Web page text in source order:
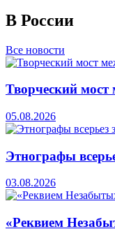
В России
Все новости
Творческий
05.08.2026
Этнографы
03.08.2026
«Реквием